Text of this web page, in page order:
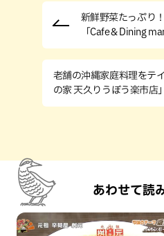
新鮮野菜たっぷり
「Cafe＆Dining
老舗の沖縄家庭料理をテ
の家 天久りうぼう楽市店」
あわせて読